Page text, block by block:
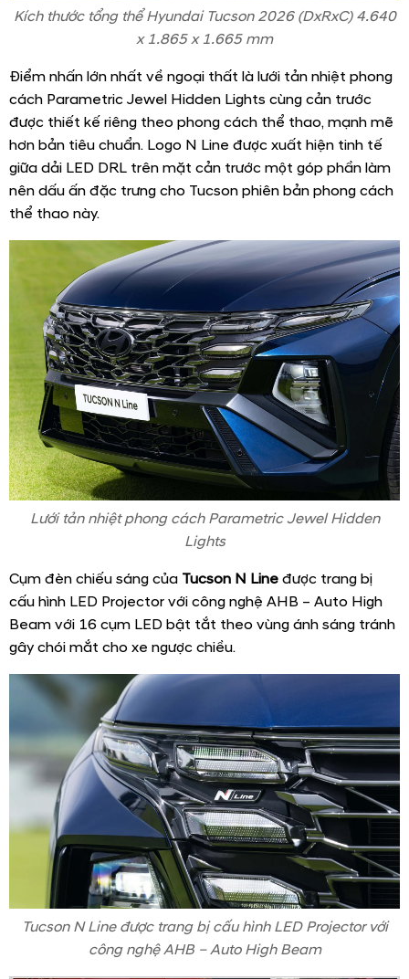
Kích thước tổng thể Hyundai Tucson 2026 (DxRxC) 4.640
x 1.865 x 1.665 mm
Điểm nhấn lớn nhất về ngoại thất là lưới tản nhiệt phong
cách Parametric Jewel Hidden Lights cùng cản trước
được thiết kế riêng theo phong cách thể thao, mạnh mẽ
hơn bản tiêu chuẩn. Logo N Line được xuất hiện tinh tế
giữa dải LED DRL trên mặt cản trước một góp phần làm
nên dấu ấn đặc trưng cho Tucson phiên bản phong cách
thể thao này.
Lưới tản nhiệt phong cách Parametric Jewel Hidden
Lights
Cụm đèn chiếu sáng của Tucson N Line được trang bị
cấu hình LED Projector với công nghệ AHB – Auto High
Beam với 16 cụm LED bật tắt theo vùng ánh sáng tránh
gây chói mắt cho xe ngược chiều.
Tucson N Line được trang bị cấu hình LED Projector với
công nghệ AHB – Auto High Beam